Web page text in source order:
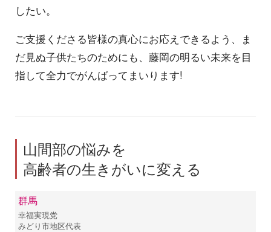
したい。
ご支援くださる皆様の真心にお応えできるよう、ま
だ見ぬ子供たちのためにも、藤岡の明るい未来を目
指して全力でがんばってまいります!
山間部の悩みを
高齢者の生きがいに変える
群馬
幸福実現党
みどり市地区代表